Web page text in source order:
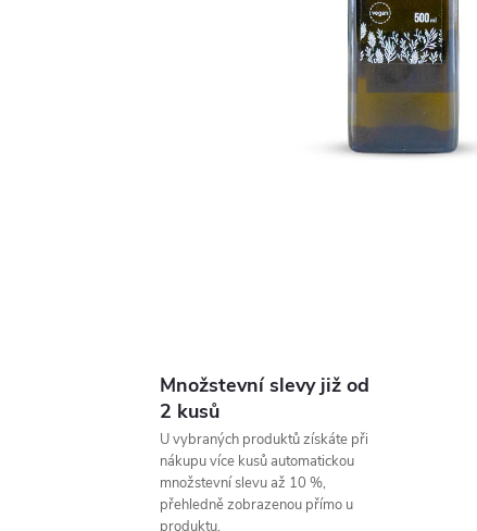
Množstevní slevy již od
2 kusů
U vybraných produktů získáte při
nákupu více kusů automatickou
množstevní slevu až 10 %,
přehledně zobrazenou přímo u
produktu.